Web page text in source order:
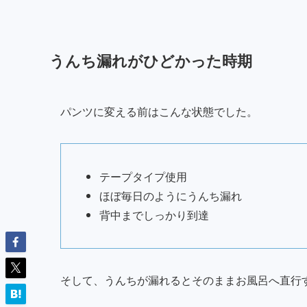
うんち漏れがひどかった時期
パンツに変える前はこんな状態でした。
テープタイプ使用
ほぼ毎日のようにうんち漏れ
背中までしっかり到達
そして、うんちが漏れるとそのままお風呂へ直行